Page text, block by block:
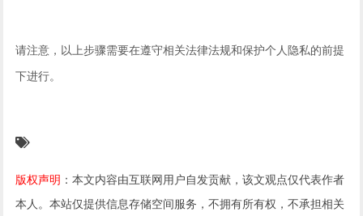
请注意，以上步骤需要在遵守相关法律法规和保护个人隐私的前提
下进行。
版权声明 ：本文内容由互联网用户自发贡献，该文观点仅代表作者
本人。本站仅提供信息存储空间服务，不拥有所有权，不承担相关